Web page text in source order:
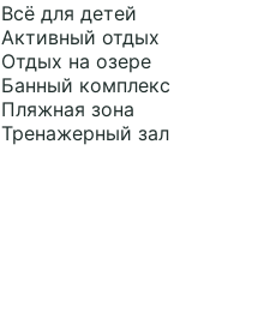
Всё для детей
Активный отдых
Отдых на озере
Банный комплекс
Пляжная зона
Тренажерный зал